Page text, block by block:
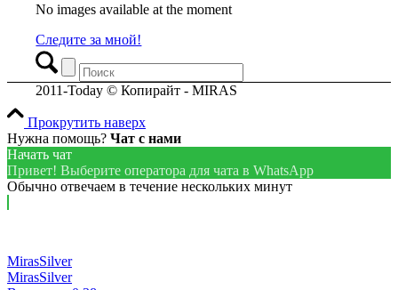
No images available at the moment
Следите за мной!
2011-Today © Копирайт - MIRAS
Прокрутить наверх
Нужна помощь? Чат с нами
Начать чат
Привет! Выберите оператора для чата в WhatsApp
Обычно отвечаем в течение нескольких минут
MirasSilver
MirasSilver